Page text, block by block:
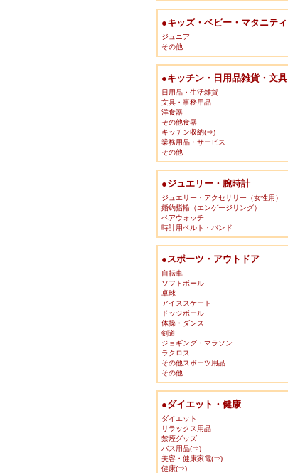
●キッズ・ベビー・マタニティ
ジュニア
その他
●キッチン・日用品雑貨・文具
日用品・生活雑貨
文具・事務用品
洋食器
その他食器
キッチン収納(⇒)
業務用品・サービス
その他
●ジュエリー・腕時計
ジュエリー・アクセサリー（女性用）
婚約指輪（エンゲージリング）
ペアウォッチ
時計用ベルト・バンド
●スポーツ・アウトドア
自転車
ソフトボール
卓球
アイススケート
ドッジボール
体操・ダンス
剣道
ジョギング・マラソン
ラクロス
その他スポーツ用品
その他
●ダイエット・健康
ダイエット
リラックス用品
禁煙グッズ
バス用品(⇒)
美容・健康家電(⇒)
健康(⇒)